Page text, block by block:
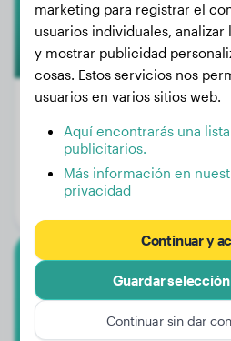
Peso:
Edad:
Boxer
Lumi
marketing para registrar el
usuarios individuales,
y mostrar publicidad
cosas. Estos servicios nos
usuarios en varios sitios web.
Aquí encontrarás una
publicitarios.
Más información en
privacidad
Continuar y
Guardar
Continuar sin dar